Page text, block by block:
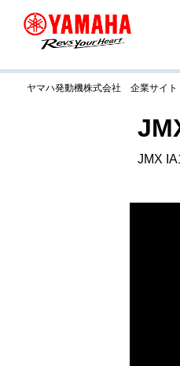
ヤマハ発動機株式会社 企業サイト
JMX